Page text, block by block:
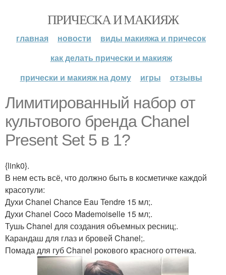
ПРИЧЕСКА И МАКИЯЖ
главная новости
виды макияжа и причесок
как делать прически и макияж
прически и макияж на дому
игры отзывы
Лимитированный набор от
культового бренда Chanel
Present Set 5 в 1?
{link0}.
В нем есть всё, что должно быть в косметичке каждой
красотули:
Духи Chanel Chance Eau Tendre 15 мл;.
Духи Chanel Coco Mademoiselle 15 мл;.
Тушь Chanel для создания объемных ресниц;.
Карандаш для глаз и бровей Chanel;.
Помада для губ Chanel рокового красного оттенка.